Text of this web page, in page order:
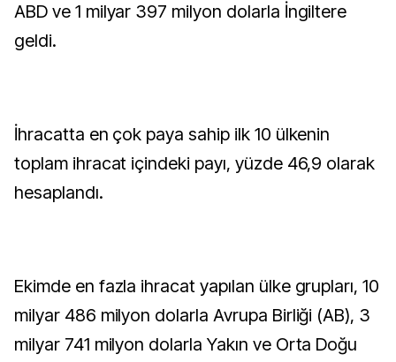
ABD ve 1 milyar 397 milyon dolarla İngiltere
geldi.
İhracatta en çok paya sahip ilk 10 ülkenin
toplam ihracat içindeki payı, yüzde 46,9 olarak
hesaplandı.
Ekimde en fazla ihracat yapılan ülke grupları, 10
milyar 486 milyon dolarla Avrupa Birliği (AB), 3
milyar 741 milyon dolarla Yakın ve Orta Doğu